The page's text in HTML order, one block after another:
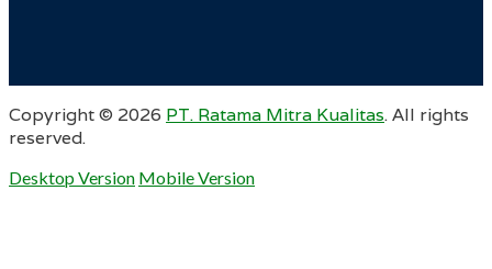
Copyright © 2026 PT. Ratama Mitra Kualitas. All rights
reserved.
Desktop Version Mobile Version